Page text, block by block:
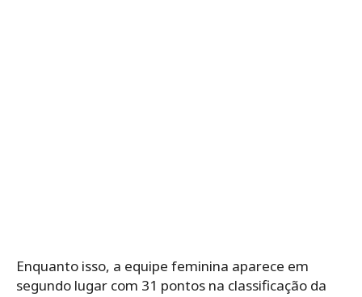
Enquanto isso, a equipe feminina aparece em
segundo lugar com 31 pontos na classificação da